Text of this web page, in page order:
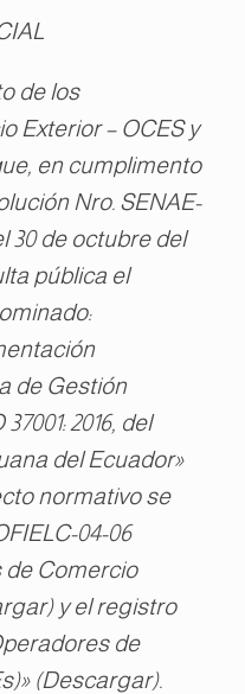
de los
Exterior – OCES y
en cumplimento
Nro. SENAE-
30 de octubre del
pública el
de Gestión
2016, del
del Ecuador»
normativo se
04-06
de Comercio
y el registro
de
(Descargar).